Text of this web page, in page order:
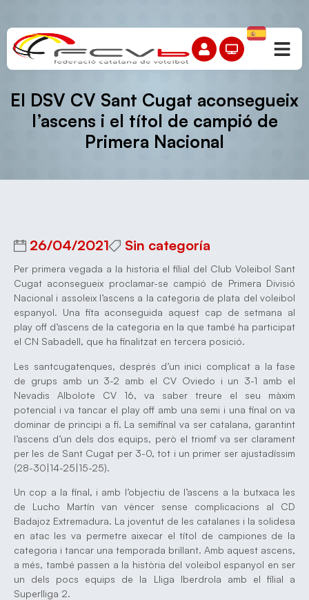
El DSV CV Sant Cugat aconsegueix
l’ascens i el títol de campió de
Primera Nacional
26/04/2021 Sin categoría
Per primera vegada a la historia el filial del Club Voleibol Sant
Cugat aconsegueix proclamar-se campió de Primera Divisió
Nacional i assoleix l’ascens a la categoria de plata del voleibol
espanyol. Una fita aconseguida aquest cap de setmana al
play off d’ascens de la categoria en la que també ha participat
el CN Sabadell, que ha finalitzat en tercera posició.
Les santcugatenques, després d’un inici complicat a la fase
de grups amb un 3-2 amb el CV Oviedo i un 3-1 amb el
Nevadis Albolote CV 16, va saber treure el seu màxim
potencial i va tancar el play off amb una semi i una final on va
dominar de principi a fi. La semifinal va ser catalana, garantint
l’ascens d’un dels dos equips, però el triomf va ser clarament
per les de Sant Cugat per 3-0, tot i un primer ser ajustadíssim
(28-30|14-25|15-25).
Un cop a la final, i amb l’objectiu de l’ascens a la butxaca les
de Lucho Martín van vèncer sense complicacions al CD
Badajoz Extremadura. La joventut de les catalanes i la solidesa
en atac les va permetre aixecar el títol de campiones de la
categoria i tancar una temporada brillant. Amb aquest ascens,
a més, també passen a la història del voleibol espanyol en ser
un dels pocs equips de la Lliga Iberdrola amb el filial a
Superlliga 2.